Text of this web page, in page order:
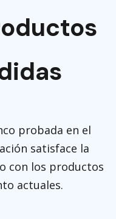
probada en el
satisface la
con los productos
actuales.